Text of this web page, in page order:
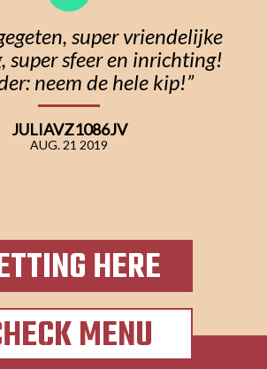
super vriendelijke
super sfeer en inrichting!
neem de hele kip!”
JULIAVZ1086JV
AUG. 21 2019
HERE
MENU